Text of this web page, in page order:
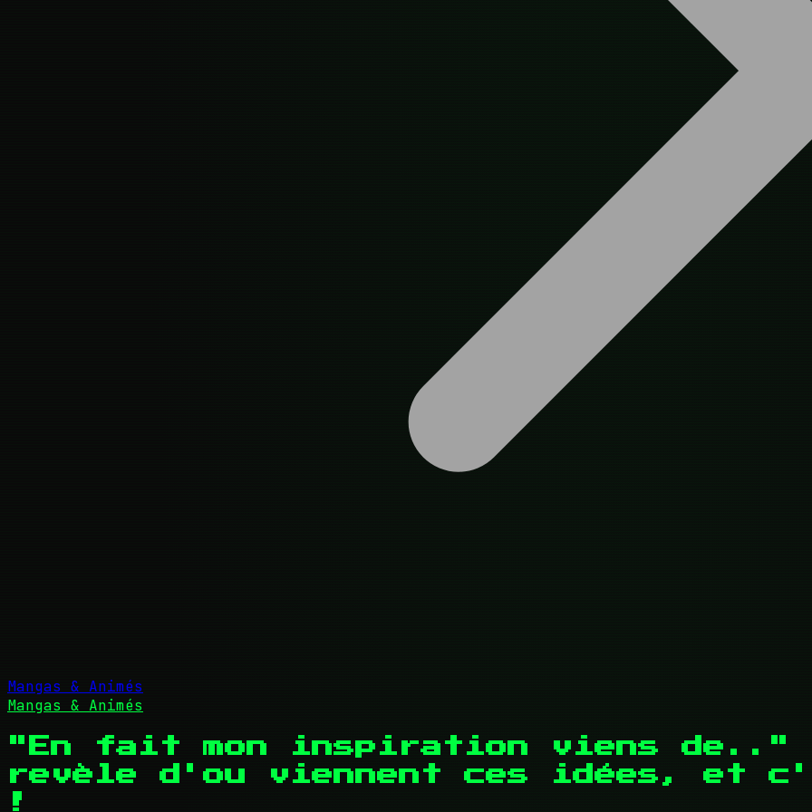
Mangas & Animés
Mangas & Animés
"En fait mon inspiration viens de.."
revèle d'ou viennent ces idées, et
!